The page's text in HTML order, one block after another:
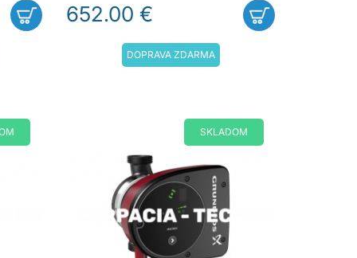
652.00 €
DOPRAVA ZDARMA
SKLADOM